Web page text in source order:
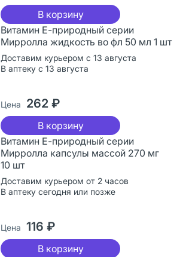
В корзину
Витамин Е-природный серии
Мирролла жидкость во фл 50 мл 1 шт
Доставим курьером с 13 августа
В аптеку с 13 августа
Цена 262 ₽
В корзину
Витамин Е-природный серии
Мирролла капсулы массой 270 мг
10 шт
Доставим курьером от 2 часов
В аптеку сегодня или позже
Цена 116 ₽
В корзину